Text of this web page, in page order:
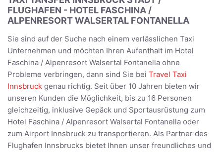
FLUGHAFEN - HOTEL FASCHINA /
ALPENRESORT WALSERTAL FONTANELLA
Sie sind auf der Suche nach einem verlässlichen Taxi
Unternehmen und möchten Ihren Aufenthalt im Hotel
Faschina / Alpenresort Walsertal Fontanella ohne
Probleme verbringen, dann sind Sie bei Travel Taxi
Innsbruck genau richtig. Seit über 10 Jahren bieten wir
unseren Kunden die Möglichkeit, bis zu 16 Personen
gleichzeitig, inklusive Gepäck und Sportausrüstung zum
Hotel Faschina / Alpenresort Walsertal Fontanella oder
zum Airport Innsbruck zu transportieren. Als Partner des
Flughafen Innsbrucks bietet Ihnen unser freundliches und